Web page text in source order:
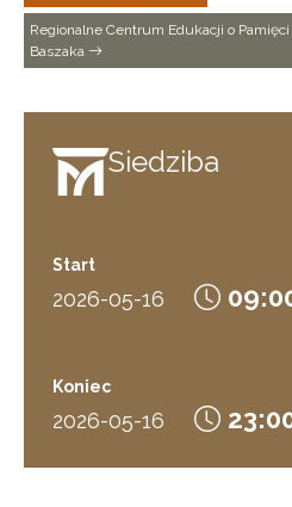
Regionalne Centrum Edukacji o
Baszaka
Siedziba
Start
2026-05-16
Koniec
2026-05-16